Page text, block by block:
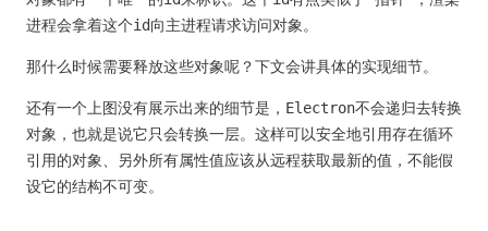
进程会拿着这个id向主进程请求访问对象。
那什么时候需要释放这些对象呢？下文会讲具体的实现细节。
还有一个上图没有展示出来的细节是，Electron不会递归去转换
对象，也就是说它只会转换一层。这样可以安全地引用存在循环
引用的对象、另外所有属性值应该从远程获取最新的值，不能假
设它的结构不可变。